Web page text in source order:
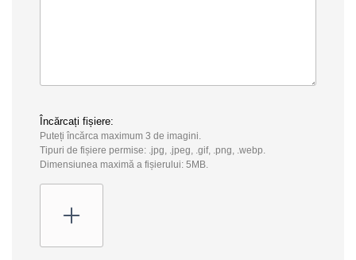
Încărcați fișiere:
Puteți încărca maximum 3 de imagini.
Tipuri de fișiere permise: .jpg, .jpeg, .gif, .png, .webp.
Dimensiunea maximă a fișierului: 5MB.